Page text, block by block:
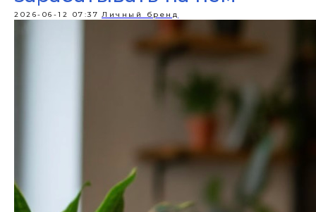
2026-06-12 07:37 Личный бренд